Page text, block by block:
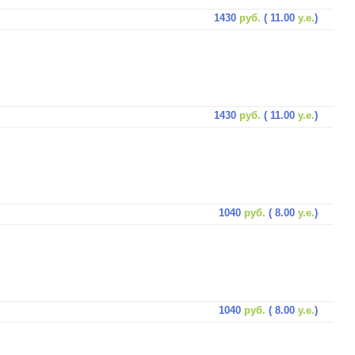
1430 руб. ( 11.00 у.е.)
1430 руб. ( 11.00 у.е.)
1040 руб. ( 8.00 у.е.)
1040 руб. ( 8.00 у.е.)